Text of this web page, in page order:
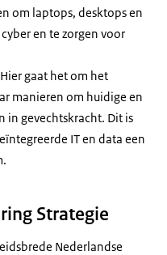
om laptops, desktops en
en te zorgen voor
gaat het om het
manieren om huidige en
in gevechtskracht. Dit is
IT en data een
Strategie
Nederlandse